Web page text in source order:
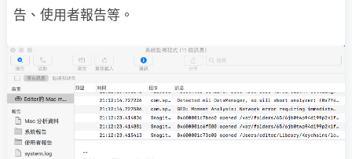
告、使用者報告等。